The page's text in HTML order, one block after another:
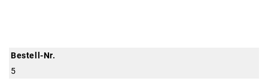
Bestell-Nr.
5